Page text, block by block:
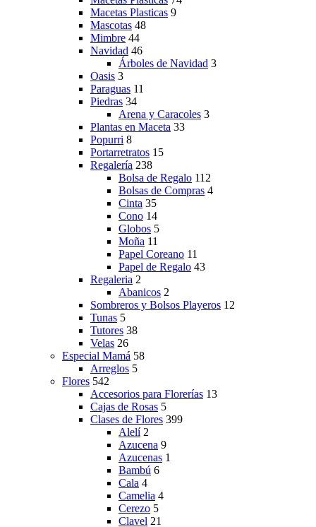
Macetas Plasticas 9
Mascotas 48
Mimbre 44
Navidad 46
Árboles de Navidad 3
Oasis 3
Paraguas 11
Piedras 34
Arena y Caracoles 3
Plantas en Maceta 33
Popurri 8
Portarretratos 15
Regalería 238
Bolsa de Regalo 112
Bolsas de Compras 4
Cinta 35
Cono 14
Globos 5
Moña 11
Papel Coreano 11
Papel de Regalo 43
Regaleria 2
Abanicos 2
Sombreros y Bolsos Playeros 12
Tunas 5
Tutores 38
Velas 26
Especial Mamá 58
Arreglos 5
Flores 542
Accesorios para Florerías 13
Cajas de Rosas 5
Clases de Flores 399
Alelí 2
Azucena 9
Azucenas 1
Bambú 6
Cala 4
Camelia 4
Cerezo 5
Clavel 21